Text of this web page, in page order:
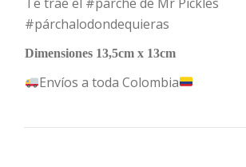
#párchalodondequieras
Dimensiones 13,5cm x 13cm
Envíos a toda Colombia